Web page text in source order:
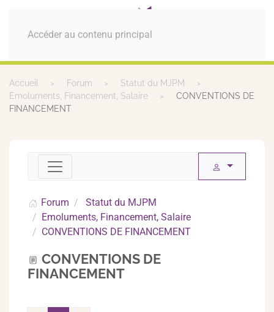
Accéder au contenu principal
MENU
Accueil Forum
Statut du MJPM
Emoluments, Financement, Salaire
CONVENTIONS DE
FINANCEMENT
Forum
Statut du MJPM
Emoluments, Financement, Salaire
CONVENTIONS DE FINANCEMENT
CONVENTIONS DE
FINANCEMENT